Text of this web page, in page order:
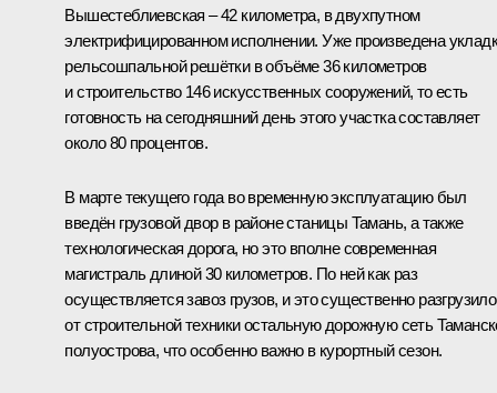
Вышестеблиевская – 42 километра, в двухпутном
электрифицированном исполнении. Уже произведена
рельсошпальной решётки в объёме 36 километров
и строительство 146 искусственных сооружений, то есть
готовность на сегодняшний день этого участка составляет
около 80 процентов.
В марте текущего года во временную эксплуатацию был
введён грузовой двор в районе станицы Тамань, а также
технологическая дорога, но это вполне современная
магистраль длиной 30 километров. По ней как раз
осуществляется завоз грузов, и это существенно разгрузило
от строительной техники остальную дорожную сеть
полуострова, что особенно важно в курортный сезон.